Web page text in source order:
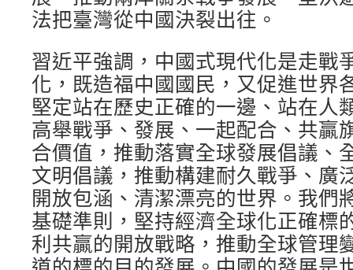
法把臺灣從中國決裂出往。
習近平強調，中國式現代化是走戰
化，既造福中國國民，又促進世界
堅定站在歷史正確的一邊、站在人
高舉戰爭、發展、一起配合、共贏
合價值，推動落實全球發展倡議、
文明倡議，推動構建耐久戰爭、廣
開放包涵、清潔漂亮的世界。我們
基礎準則，堅持經濟全球化正確標
利共贏的開放戰略，推動全球管理